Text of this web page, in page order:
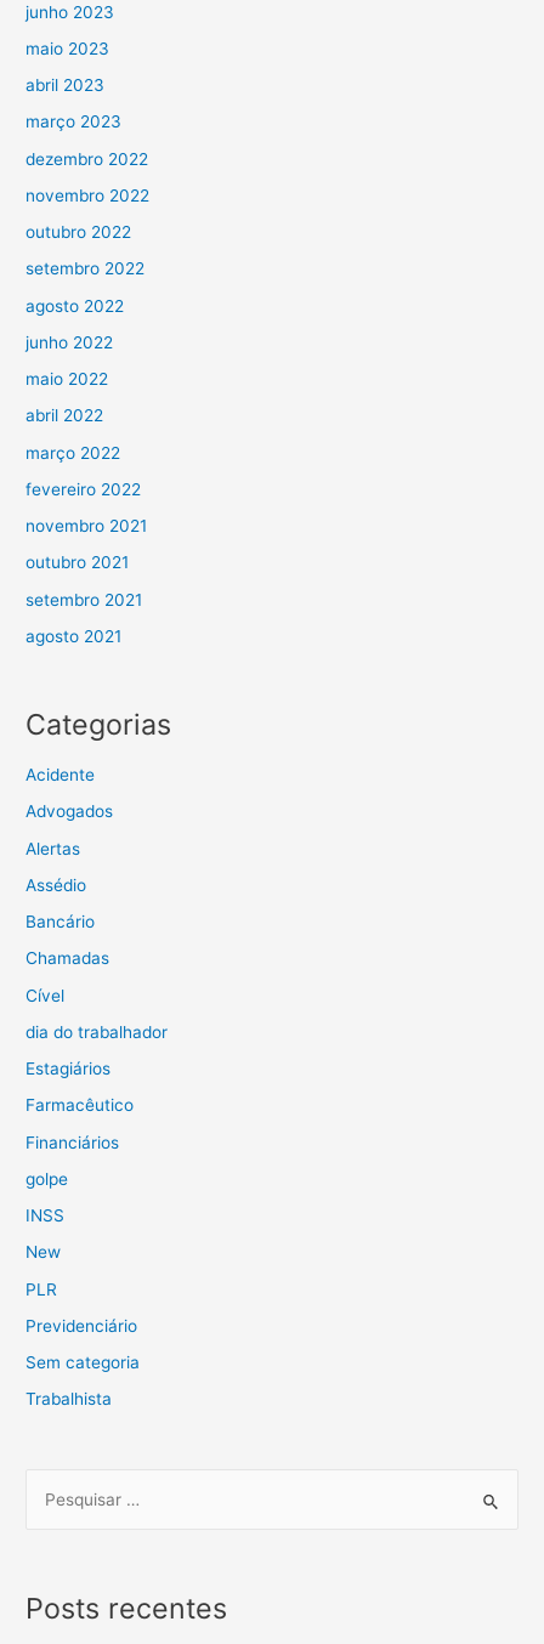
junho 2023
maio 2023
abril 2023
março 2023
dezembro 2022
novembro 2022
outubro 2022
setembro 2022
agosto 2022
junho 2022
maio 2022
abril 2022
março 2022
fevereiro 2022
novembro 2021
outubro 2021
setembro 2021
agosto 2021
Categorias
Acidente
Advogados
Alertas
Assédio
Bancário
Chamadas
Cível
dia do trabalhador
Estagiários
Farmacêutico
Financiários
golpe
INSS
New
PLR
Previdenciário
Sem categoria
Trabalhista
Posts recentes